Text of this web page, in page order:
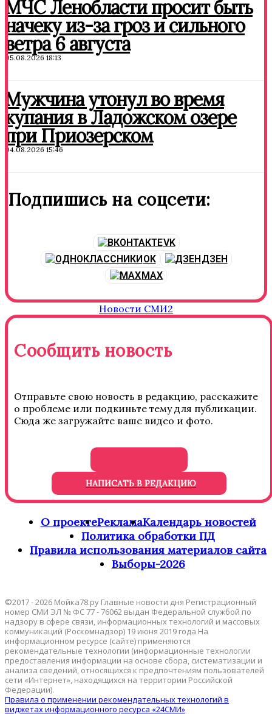
МЧС Ленобласти просит быть
начеку из-за гроз и сильного
ветра 6 августа
05.08.2026 18:13
Мужчина утонул во время
купания в Ладожском озере
при Приозерском
04.08.2026 15:46
Подпишись на соцсети:
VK
OK
ДЗЕН
MAX
Новости СМИ2
Сообщить новость
Отправьте свою новость в редакцию, расскажите
о проблеме или подкиньте тему для публикации.
Сюда же загружайте ваше видео и фото.
НАПИСАТЬ В РЕДАКЦИЮ
О проектеРекламаКалендарь новостей
Политика обработки ПД
Правила использования материалов сайта
Выборы-2026
©2017 - 2026 Мойка78.ру Главные новости дня Регистрационный
номер СМИ ЭЛ № ФС 77 - 76062 выдан Федеральной службой по
надзору в сфере связи, информационных технологий и массовых
коммуникаций (Роскомнадзор) 19 июня 2019 года На
информационном ресурсе (сайте) применяются
рекомендательные технологии (информационные технологии
предоставления информации на основе сбора, систематизации и
анализа сведений, относящихся к предпочтениям пользователей
сети «Интернет», находящихся на территории Российской
Федерации).
Правила о применении рекомендательных технологий в
виджетах информационного ресурса «24СМИ»